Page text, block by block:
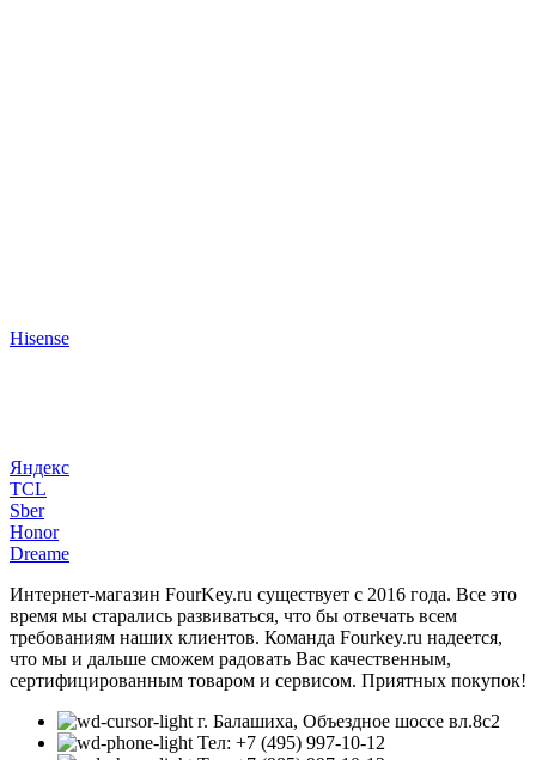
Hisense
Яндекс
TCL
Sber
Honor
Dreame
Интернет-магазин FourKey.ru существует с 2016 года. Все это
время мы старались развиваться, что бы отвечать всем
требованиям наших клиентов. Команда Fourkey.ru надеется,
что мы и дальше сможем радовать Вас качественным,
сертифицированным товаром и сервисом. Приятных покупок!
г. Балашиха, Объездное шоссе вл.8c2
Тел: +7 (495) 997-10-12